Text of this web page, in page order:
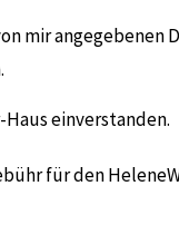
mir angegebenen
einverstanden.
für den